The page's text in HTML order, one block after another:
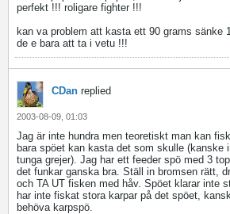
perfekt !!! roligare fighter !!!
kan va problem att kasta ett 90 grams sänke
de e bara att ta i vetu !!!
CDan replied
2003-08-09, 01:03
Jag är inte hundra men teoretiskt man kan
bara spöet kan kasta det som skulle (kanske
tunga grejer). Jag har ett feeder spö med 3
det funkar ganska bra. Ställ in bromsen rätt,
och TA UT fisken med håv. Spöet klarar inte
har inte fiskat stora karpar på det spöet,
behöva karpspö.